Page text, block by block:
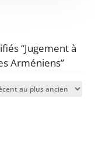
“Jugement à
Arméniens”